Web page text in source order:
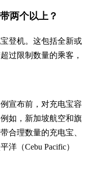
两个以上？
登机。这包括全新或
过限制数量的乘客，
宣布前，对充电宝容
如，新加坡航空和旗
合理数量的充电宝、
（Cebu Pacific）